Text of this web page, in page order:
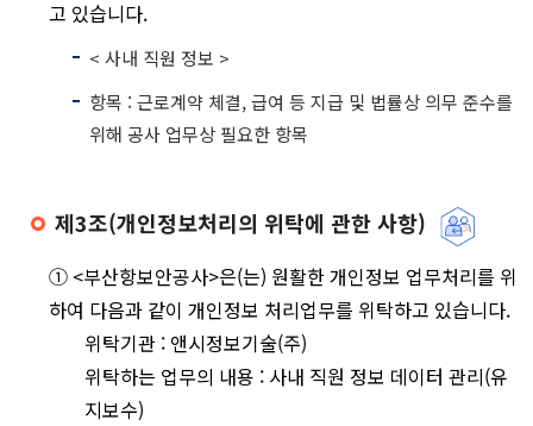
고 있습니다.
< 사내 직원 정보 >
항목 : 근로계약 체결, 급여 등 지급 및 법률상 의무 준수를
위해 공사 업무상 필요한 항목
제3조(개인정보처리의 위탁에 관한 사항)
① <부산항보안공사>은(는) 원활한 개인정보 업무처리를 위
하여 다음과 같이 개인정보 처리업무를 위탁하고 있습니다.
위탁기관 : 앤시정보기술(주)
위탁하는 업무의 내용 : 사내 직원 정보 데이터 관리(유
지보수)